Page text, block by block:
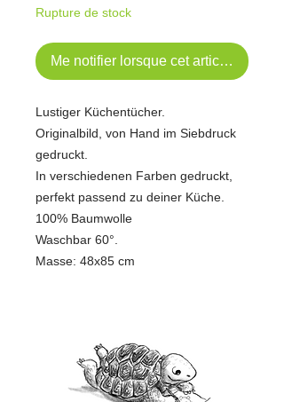
Rupture de stock
Me notifier lorsque cet article est
Lustiger Küchentücher.
Originalbild, von Hand im Siebdruck
gedruckt.
In verschiedenen Farben gedruckt,
perfekt passend zu deiner Küche.
100% Baumwolle
Waschbar 60°.
Masse: 48x85 cm